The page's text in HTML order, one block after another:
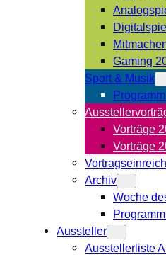
Gaming
Sport & Musik
Vorträge
Vorträge
Archiv
Woche
Aussteller
Ausstellerliste